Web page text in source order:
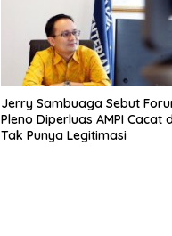
Jerry Sambuaga Sebut
Pleno Diperluas AMPI Cacat
Tak Punya Legitimasi